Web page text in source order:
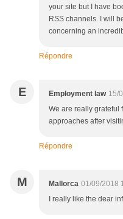
your site but I have
RSS channels. I will
concerning an
Répondre
E Employment law 15/
We are really grateful
approaches after
Répondre
M Mallorca 01/09/2018
I really like the dear